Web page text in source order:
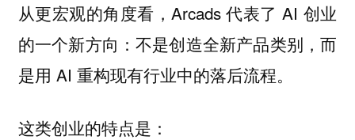
从更宏观的角度看，Arcads 代表了 AI 创业
的一个新方向：不是创造全新产品类别，而
是用 AI 重构现有行业中的落后流程。
这类创业的特点是：